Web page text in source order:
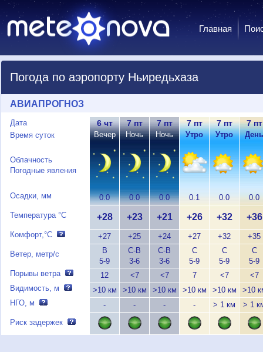
Главная
Погода по аэропорту Ньиредьхаза
АВИАПРОГНОЗ
Дата
Время суток
Облачность
Погодные явления
Осадки, мм
Температура °C
Комфорт,°C
Ветер, метр/с
Порывы ветра
Видимость, м
НГО, м
Риск задержек
6 чт
Вечер
0.0
+28
+27
В
5-9
12
>10 км
-
7 пт
Ночь
0.0
+23
+25
С-В
3-6
<7
>10 км
-
7 пт
Ночь
0.0
+21
+24
С-В
3-6
<7
>10 км
-
7 пт
Утро
0.1
+26
+27
С
5-9
7
>10 км
-
7 пт
Утро
0.0
+32
+32
С
5-9
<7
>10 км
> 1 км
7 пт
День
0.0
+36
+35
С
5-9
<7
>10
> 1